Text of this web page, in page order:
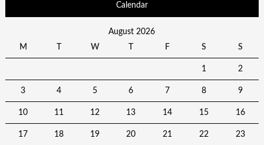
Calendar
August 2026
M
W F S S
1 2
3 4 5 6 7 8 9
10 11 12 13 14 15 16
17 18 19 20 21 22 23